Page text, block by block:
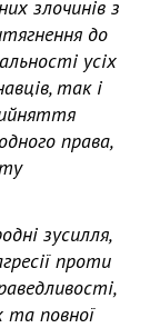
злочинів з
до
усіх
так і
права,
зусилля,
проти
та повної